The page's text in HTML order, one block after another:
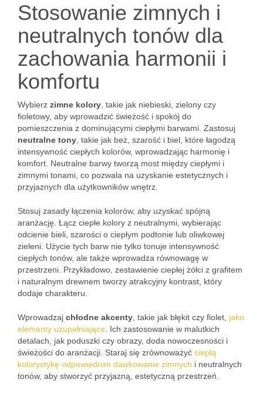
Stosowanie zimnych i
neutralnych tonów dla
zachowania harmonii i
komfortu
Wybierz zimne kolory , takie jak niebieski, zielony czy
fioletowy, aby wprowadzić świeżość i spokój do
pomieszczenia z dominującymi ciepłymi barwami. Zastosuj
neutralne tony , takie jak beż, szarość i biel, które łagodzą
intensywność ciepłych kolorów, wprowadzając harmonię i
komfort. Neutralne barwy tworzą most między ciepłymi i
zimnymi tonami, co pozwala na uzyskanie estetycznych i
przyjaznych dla użytkowników wnętrz.
Stosuj zasady łączenia kolorów, aby uzyskać spójną
aranżację. Łącz ciepłe kolory z neutralnymi, wybierając
odcienie bieli, szarości o ciepłym podtonie lub oliwkowej
zieleni. Użycie tych barw nie tylko tonuje intensywność
ciepłych tonów, ale także wprowadza równowagę w
przestrzeni. Przykładowo, zestawienie ciepłej żółci z grafitem
i naturalnym drewnem tworzy atrakcyjny kontrast, który
dodaje charakteru.
Wprowadzaj chłodne akcenty , takie jak błękit czy fiolet, jako
elementy uzupełniające . Ich zastosowanie w malutkich
detalach, jak poduszki czy obrazy, doda nowoczesności i
świeżości do aranżacji. Staraj się zrównoważyć ciepłą
kolorystykę odpowiednim dawkowanie zimnych i neutralnych
tonów, aby stworzyć przyjazną, estetyczną przestrzeń.